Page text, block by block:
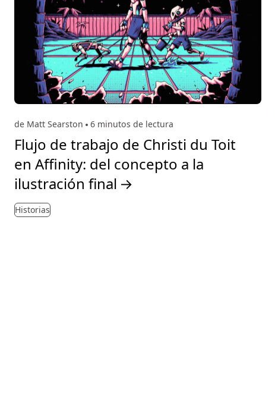
de Matt Searston 6 minutos de lectura
Flujo de trabajo de Christi du Toit
en Affinity: del concepto a la
ilustración final →
Historias